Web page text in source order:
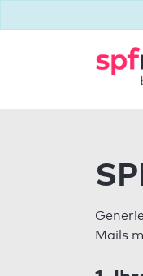
Mails